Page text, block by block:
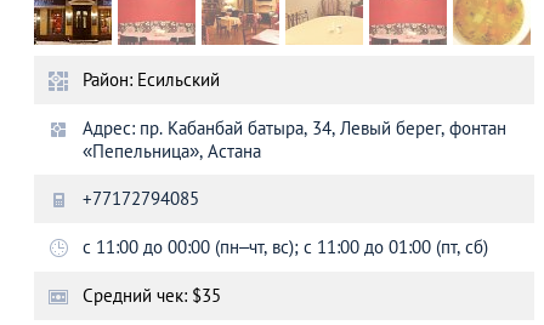
Район: Есильский
Адрес: пр. Кабанбай батыра, 34, Левый берег, фонтан
«Пепельница», Астана
+77172794085
c 11:00 до 00:00 (пн–чт, вс); c 11:00 до 01:00 (пт, сб)
Средний чек: $35